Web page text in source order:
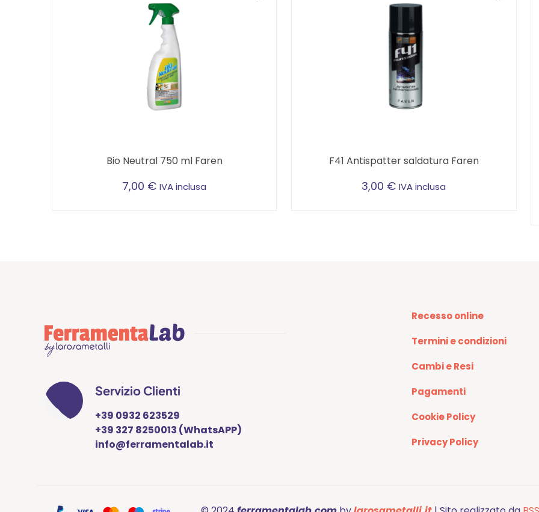
Bio Neutral 750 ml Faren
7,00 € IVA inclusa
F41 Antispatter saldatura Faren
3,00 € IVA inclusa
Servizio Clienti
+39 0932 623529
+39 327 8250013 (WhatsAPP)
info@ferramentalab.it
Recesso online
Termini e condizioni
Cambi e Resi
Pagamenti
Cookie Policy
Privacy Policy